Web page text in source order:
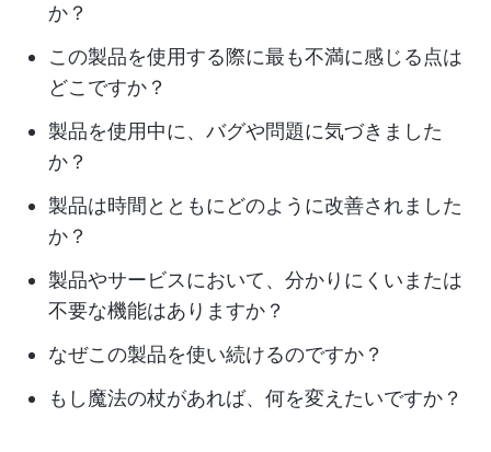
か？
この製品を使用する際に最も不満に感じる点は
どこですか？
製品を使用中に、バグや問題に気づきました
か？
製品は時間とともにどのように改善されました
か？
製品やサービスにおいて、分かりにくいまたは
不要な機能はありますか？
なぜこの製品を使い続けるのですか？
もし魔法の杖があれば、何を変えたいですか？